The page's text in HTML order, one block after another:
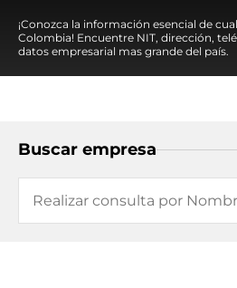
¡Conozca la información esencial de
Colombia! Encuentre NIT, dirección,
datos empresarial mas grande del país.
Buscar empresa